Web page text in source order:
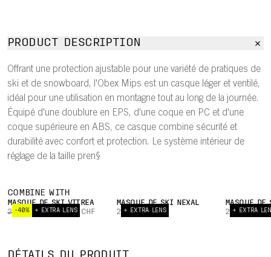
PRODUCT DESCRIPTION
Offrant une protection ajustable pour une variété de pratiques de
ski et de snowboard, l'Obex Mips est un casque léger et ventilé,
idéal pour une utilisation en montagne tout au long de la journée.
Équipé d'une doublure en EPS, d'une coque en PC et d'une
coque supérieure en ABS, ce casque combine sécurité et
durabilité avec confort et protection. Le système intérieur de
réglage de la taille pren§
COMBINE WITH
-40% + EXTRA LENS
MASQUE DE SKI VITREA
269.00 CHF161.40 CHF + EXTRA LENS
MASQUE DE SKI NEXAL
279.00 CHF
+ EXTRA
MASQUE DE
269.00 CHF
VENTILATION
POUR